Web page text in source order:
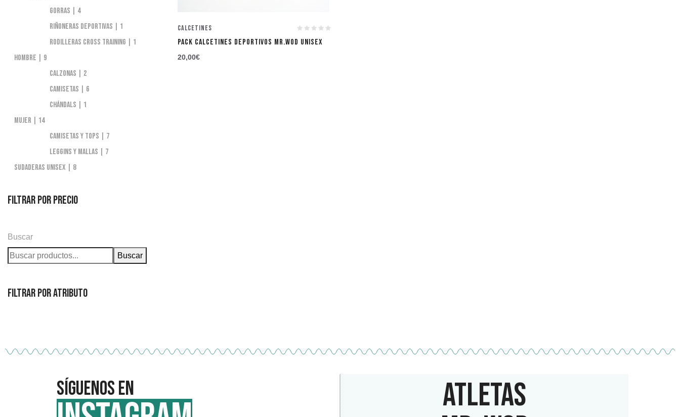
Gorras
4
Riñoneras deportivas
1
Rodilleras Cross Training
1
Hombre
9
Calzonas
2
Camisetas
6
Chándals
1
Mujer
14
Camisetas y tops
7
Leggins y Mallas
7
Sudaderas Unisex
8
Filtrar por precio
Buscar
Buscar
Filtrar por atributo
Calcetines
PACK CALCETINES DEPORTIVOS MR.WOD UNISEX
20,00€
Síguenos en
ATLETAS